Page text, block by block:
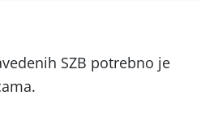
SZB potrebno je